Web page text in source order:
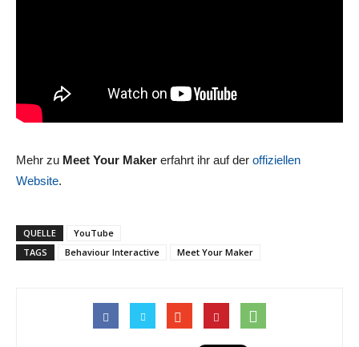
Mehr zu Meet Your Maker erfahrt ihr auf der offiziellen
Website.
QUELLE
YouTube
TAGS
Behaviour Interactive Meet Your Maker